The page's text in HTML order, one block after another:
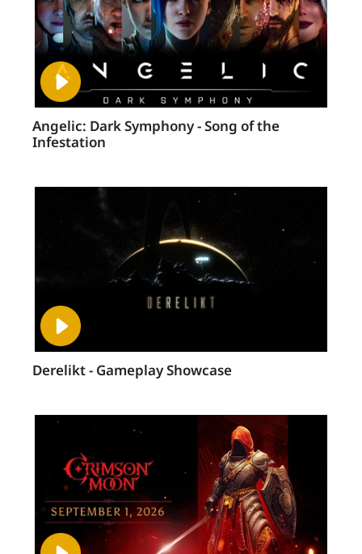
Angelic: Dark Symphony - Song of the
Infestation
Derelikt - Gameplay Showcase